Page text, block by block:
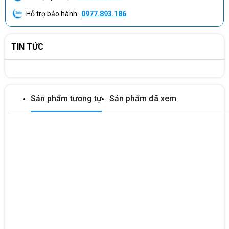
UHD Graphics 770 giúp hỗ trợ hình ảnh hiển thị thêm sắc nét, chân
thật và mượt mà.
ĐA DẠNG CỔNG KẾT NỐI
headphone/microphone combo; 1 SuperSpeed USB Type-C® 10Gbps
Hỗ trợ bảo hành: 0977.893.186
TIN TỨC
Sản phẩm tương tự Sản phẩm đã xem